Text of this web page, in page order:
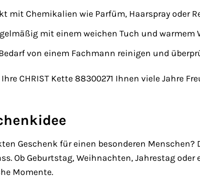
mit Chemikalien wie Parfüm, Haarspray oder
mit einem weichen Tuch und warmem
von einem Fachmann reinigen und
CHRIST Kette 88300271 Ihnen viele Jahre
Geschenk für einen besonderen Menschen?
Ob Geburtstag, Weihnachten, Jahrestag
Momente.